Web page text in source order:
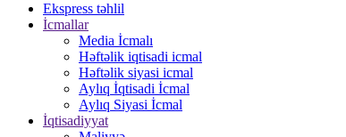
Ekspress təhlil
İcmallar
Media İcmalı
Həftəlik iqtisadi icmal
Həftəlik siyasi icmal
Aylıq İqtisadi İcmal
Aylıq Siyasi İcmal
İqtisadiyyat